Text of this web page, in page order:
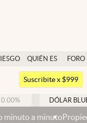
QUIÉN ES
QUIÉN
FORO
Argentina
México
Suscribite x $999
% DÓLAR BLUE
a minutoPropiedad